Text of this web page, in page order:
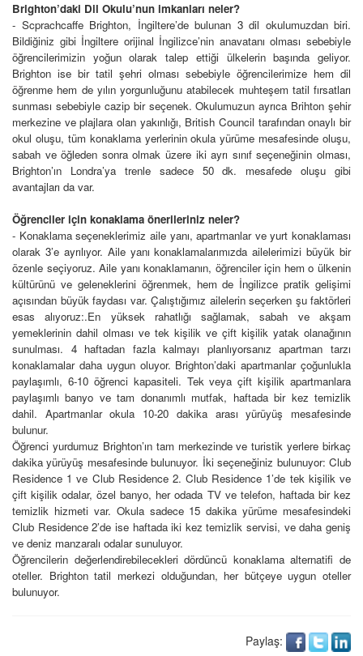
Brighton’daki Dil Okulu’nun imkanları neler?
- Scprachcaffe Brighton, İngiltere’de bulunan 3 dil okulumuzdan biri.
Bildiğiniz gibi İngiltere orijinal İngilizce’nin anavatanı olması sebebiyle
öğrencilerimizin yoğun olarak talep ettiği ülkelerin başında geliyor.
Brighton ise bir tatil şehri olması sebebiyle öğrencilerimize hem dil
öğrenme hem de yılın yorgunluğunu atabilecek muhteşem tatil fırsatları
sunması sebebiyle cazip bir seçenek. Okulumuzun ayrıca Brihton şehir
merkezine ve plajlara olan yakınlığı, British Council tarafından onaylı bir
okul oluşu, tüm konaklama yerlerinin okula yürüme mesafesinde oluşu,
sabah ve öğleden sonra olmak üzere iki ayrı sınıf seçeneğinin olması,
Brighton’ın Londra’ya trenle sadece 50 dk. mesafede oluşu gibi
avantajları da var.
Öğrenciler için konaklama önerileriniz neler?
- Konaklama seçeneklerimiz aile yanı, apartmanlar ve yurt konaklaması
olarak 3’e ayrılıyor. Aile yanı konaklamalarımızda ailelerimizi büyük bir
özenle seçiyoruz. Aile yanı konaklamanın, öğrenciler için hem o ülkenin
kültürünü ve geleneklerini öğrenmek, hem de İngilizce pratik gelişimi
açısından büyük faydası var. Çalıştığımız ailelerin seçerken şu faktörleri
esas alıyoruz:.En yüksek rahatlığı sağlamak, sabah ve akşam
yemeklerinin dahil olması ve tek kişilik ve çift kişilik yatak olanağının
sunulması. 4 haftadan fazla kalmayı planlıyorsanız apartman tarzı
konaklamalar daha uygun oluyor. Brighton’daki apartmanlar çoğunlukla
paylaşımlı, 6-10 öğrenci kapasiteli. Tek veya çift kişilik apartmanlara
paylaşımlı banyo ve tam donanımlı mutfak, haftada bir kez temizlik
dahil. Apartmanlar okula 10-20 dakika arası yürüyüş mesafesinde
bulunur.
Öğrenci yurdumuz Brighton’ın tam merkezinde ve turistik yerlere birkaç
dakika yürüyüş mesafesinde bulunuyor. İki seçeneğiniz bulunuyor: Club
Residence 1 ve Club Residence 2. Club Residence 1’de tek kişilik ve
çift kişilik odalar, özel banyo, her odada TV ve telefon, haftada bir kez
temizlik hizmeti var. Okula sadece 15 dakika yürüme mesafesindeki
Club Residence 2’de ise haftada iki kez temizlik servisi, ve daha geniş
ve deniz manzaralı odalar sunuluyor.
Öğrencilerin değerlendirebilecekleri dördüncü konaklama alternatifi de
oteller. Brightontatil merkezi olduğundan, her bütçeye uygun oteller
bulunuyor.
Paylaş: